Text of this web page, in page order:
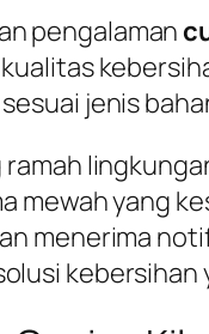
pengalaman
jenis
mewah yang
menerima